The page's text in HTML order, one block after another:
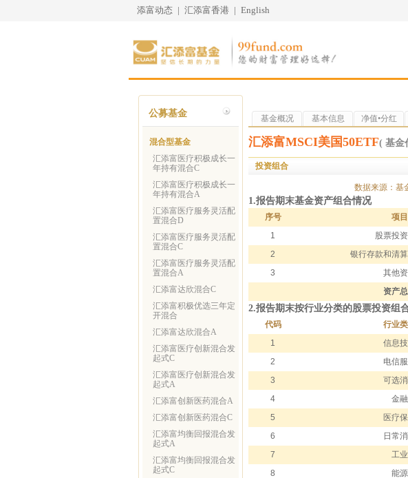
添富动态 | 汇添富香港 | English
公募基金
混合型基金
汇添富医疗积极成长一
年持有混合C
汇添富医疗积极成长一
年持有混合A
汇添富医疗服务灵活配
置混合D
汇添富医疗服务灵活配
置混合C
汇添富医疗服务灵活配
置混合A
汇添富达欣混合C
汇添富积极优选三年定
开混合
汇添富达欣混合A
汇添富医疗创新混合发
起式C
汇添富医疗创新混合发
起式A
汇添富创新医药混合A
汇添富创新医药混合C
汇添富均衡回报混合发
起式A
汇添富均衡回报混合发
起式C
基金概况 基本信息 净值•分红
汇添富MSCI美国50ETF( 基金
投资组合
数据来源：基
1.报告期末基金资产组合情况
序号 项目
1 股票投
2 银行存款和清
3 其他
资产
2.报告期末按行业分类的股票投资组
代码 行业
1 信息
2 电信
3 可选
4 金融
5 医疗
6 日常
7 工业
8 能源